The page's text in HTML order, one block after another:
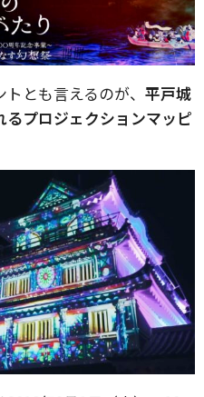
とも言えるのが、 平戸城
プロジェクションマッピ